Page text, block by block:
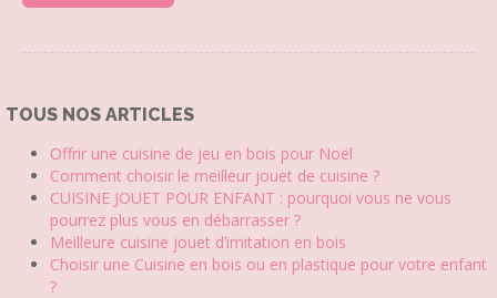
TOUS NOS ARTICLES
Offrir une cuisine de jeu en bois pour Noël
Comment choisir le meilleur jouet de cuisine ?
CUISINE JOUET POUR ENFANT : pourquoi vous ne vous
pourrez plus vous en débarrasser ?
Meilleure cuisine jouet d’imitation en bois
Choisir une Cuisine en bois ou en plastique pour votre enfant
?